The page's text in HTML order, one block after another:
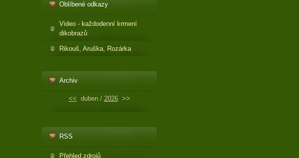
Oblíbené odkazy
Video - každodenní krmení
dikobrazů
Rikouš, Aruška, Rozárka
Archiv
<< duben / 2026 >>
RSS
Přehled zdrojů